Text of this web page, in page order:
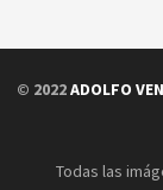
© 2022ADOLFO
Todas las